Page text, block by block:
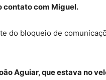
contato com Miguel.
do bloqueio de
Aguiar, que estava no